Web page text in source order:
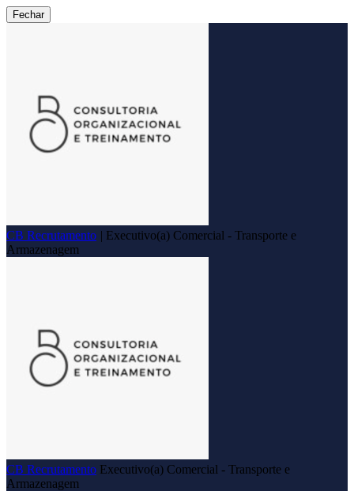
Fechar
CB Recrutamento | Executivo(a) Comercial - Transporte e
Armazenagem
CB Recrutamento Executivo(a) Comercial - Transporte e
Armazenagem